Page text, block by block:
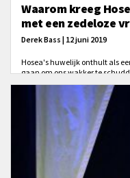
Waarom kreeg
met een zedeloze
Derek Bass | 12 juni 2019
Hosea's huwelijk onthult als
gaan om ons wakker te
je je beledigd als je een hoer
zonde voor onze heilige God,